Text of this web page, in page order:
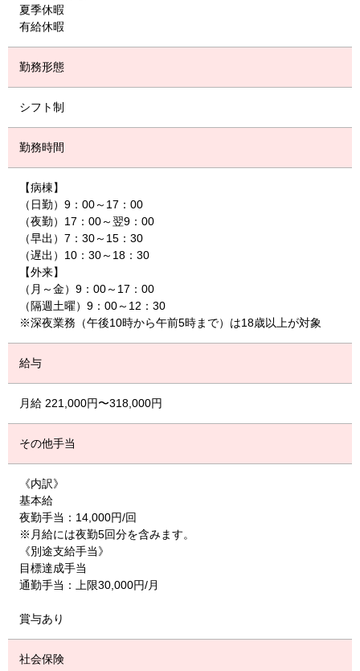
夏季休暇
有給休暇
勤務形態
シフト制
勤務時間
【病棟】
（日勤）9：00～17：00
（夜勤）17：00～翌9：00
（早出）7：30～15：30
（遅出）10：30～18：30
【外来】
（月～金）9：00～17：00
（隔週土曜）9：00～12：30
※深夜業務（午後10時から午前5時まで）は18歳以上が対象
給与
月給 221,000円〜318,000円
その他手当
《内訳》
基本給
夜勤手当：14,000円/回
※月給には夜勤5回分を含みます。
《別途支給手当》
目標達成手当
通勤手当：上限30,000円/月
賞与あり
社会保険